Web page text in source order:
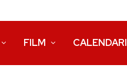
FILM CALENDARI